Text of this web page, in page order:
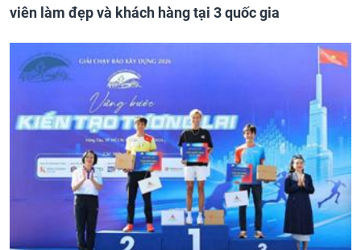
viên làm đẹp và khách hàng tại 3 quốc gia